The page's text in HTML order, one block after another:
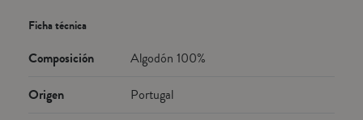
Ficha técnica
Composición Algodón 100%
Origen Portugal